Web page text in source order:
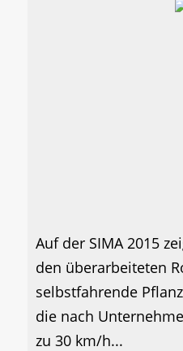
Auf der SIMA 2015
den überarbeiteten
selbstfahrende
die nach
zu 30 km/h...